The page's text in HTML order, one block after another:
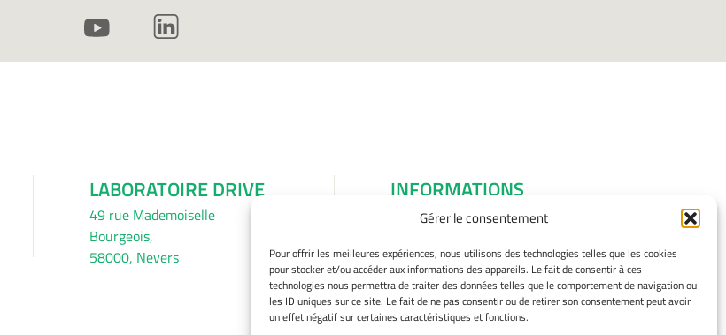
Gérer le consentement
Pour offrir les meilleures expériences, nous utilisons des technologies telles que les cookies
pour stocker et/ou accéder aux informations des appareils. Le fait de consentir à ces
technologies nous permettra de traiter des données telles que le comportement de navigation ou
les ID uniques sur ce site. Le fait de ne pas consentir ou de retirer son consentement peut avoir
un effet négatif sur certaines caractéristiques et fonctions.
LABORATOIRE DRIVE
49 rue Mademoiselle
Bourgeois,
58000, Nevers
INFORMATIONS
LÉGALES
Gérer mes cookies
Avertissement
Politique de cookies
Déclaration de confidentialité